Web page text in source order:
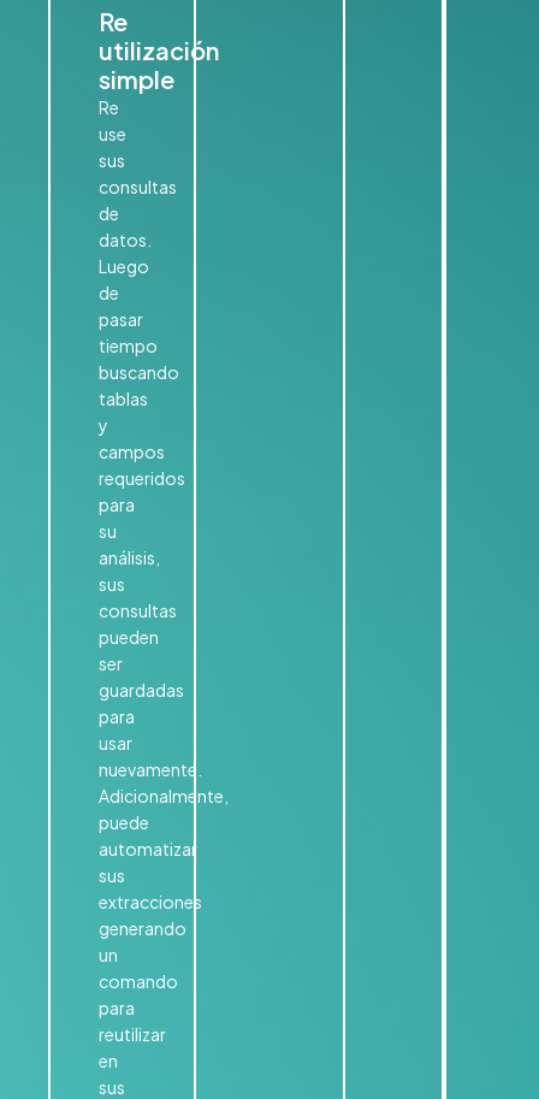
Re
utilización
simple
Re
use
sus
consultas
de
datos.
Luego
de
pasar
tiempo
buscando
tablas
y
campos
requeridos
para
su
análisis,
sus
consultas
pueden
ser
guardadas
para
usar
nuevamente.
Adicionalmente,
puede
automatizar
sus
extracciones
generando
un
comando
para
reutilizar
en
sus